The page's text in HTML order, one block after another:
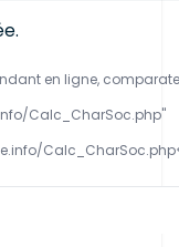
en ligne,
Calc_CharSoc.php"